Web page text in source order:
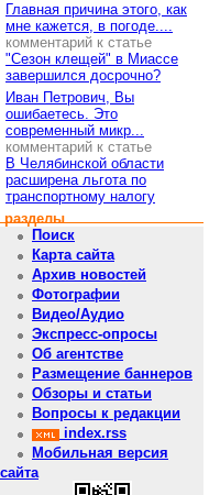
Главная причина этого, как
мне кажется, в погоде....
комментарий к статье
"Сезон клещей" в Миассе
завершился досрочно?
Иван Петрович, Вы
ошибаетесь. Это
современный микр...
комментарий к статье
В Челябинской области
расширена льгота по
транспортному налогу
разделы
Поиск
Карта сайта
Архив новостей
Фотографии
Видео/Аудио
Экспресс-опросы
Об агентстве
Размещение баннеров
Обзоры и статьи
Вопросы к редакции
index.rss
Мобильная версия
сайта